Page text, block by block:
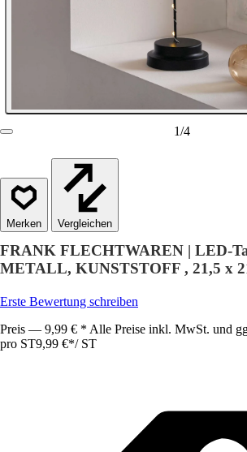
1/4
Vergleichen
FRANK FLECHTWAREN | LED-
METALL, KUNSTSTOFF , 21,5 x
Erste Bewertung schreiben
Preis — 9,99 € * Alle Preise inkl. MwSt. und
pro ST9,99 €*/ ST